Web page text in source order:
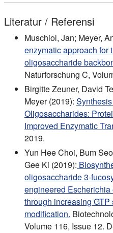
Literatur / Referensi
Muschiol, Jan; Meyer,
enzymatic approach for
oligosaccharide
Naturforschung C,
Birgitte Zeuner, David
Meyer (2019):
Oligosaccharides:
Improved Enzymatic
2019.
Yun Hee Choi, Bum
Gee Ki (2019):
oligosaccharide
engineered
through increasing
modification.
Volume 116, Issue 12.